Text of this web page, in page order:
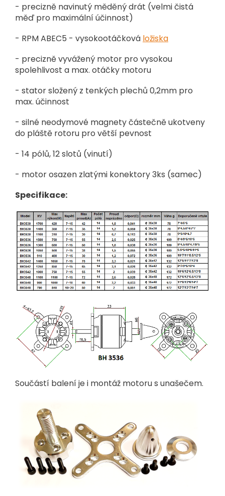
- precizně navinutý měděný drát (velmi čistá
měď pro maximální účinnost)
- RPM ABEC5 - vysokootáčková ložiska
- precizně vyvážený motor pro vysokou
spolehlivost a max. otáčky motoru
- stator složený z tenkých plechů 0,2mm pro
max. účinnost
- silné neodymové magnety částečně ukotveny
do pláště rotoru pro větší pevnost
- 14 pólů, 12 slotů (vinutí)
- motor osazen zlatými konektory 3ks (samec)
Specifikace:
Součástí balení je i montáž motoru s unašečem.